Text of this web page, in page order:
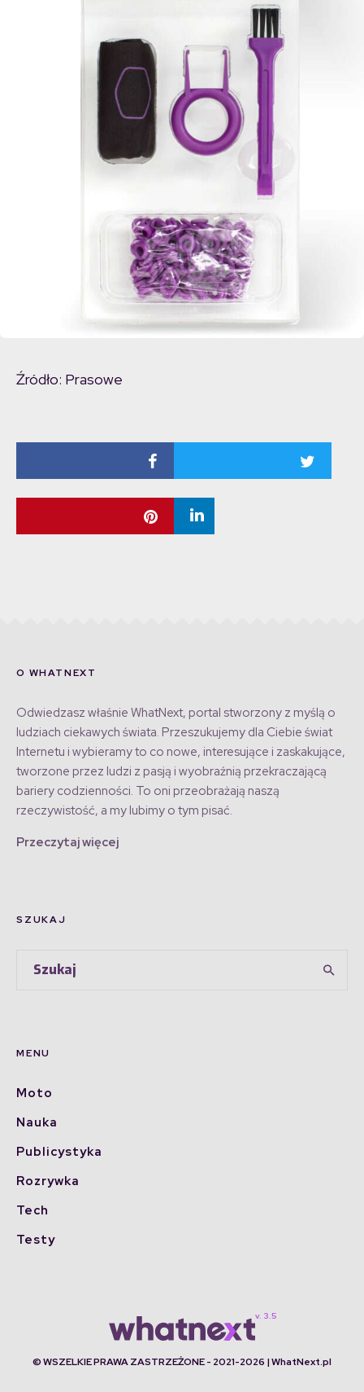
Źródło: Prasowe
O WHATNEXT
Odwiedzasz właśnie WhatNext, portal stworzony z myślą o
ludziach ciekawych świata. Przeszukujemy dla Ciebie świat
Internetu i wybieramy to co nowe, interesujące i zaskakujące,
tworzone przez ludzi z pasją i wyobraźnią przekraczającą
bariery codzienności. To oni przeobrażają naszą
rzeczywistość, a my lubimy o tym pisać.
Przeczytaj więcej
SZUKAJ
MENU
Moto
Nauka
Publicystyka
Rozrywka
Tech
Testy
© WSZELKIE PRAWA ZASTRZEŻONE - 2021-2026 | WhatNext.pl